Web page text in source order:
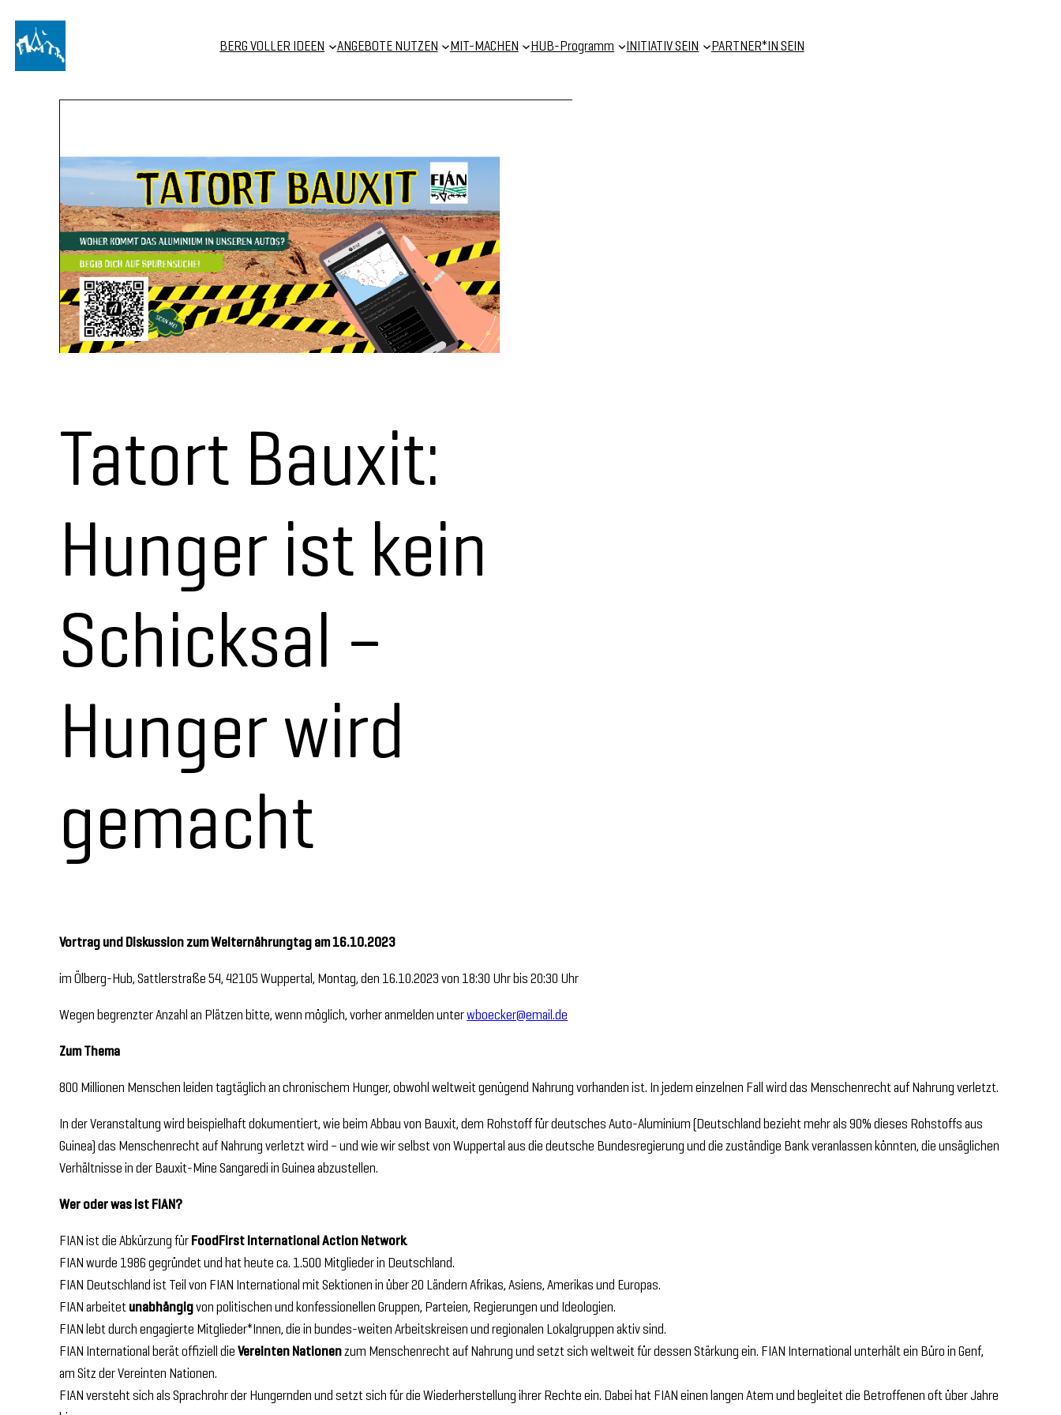
Zum
Inhalt
springen
BERG VOLLER IDEEN ANGEBOTE NUTZEN MIT-MACHEN HUB-Programm INITIATIV SEIN PARTNER*IN SEIN
Tatort Bauxit:
Hunger ist kein
Schicksal –
Hunger wird
gemacht
Vortrag und Diskussion zum Welternährungtag am 16.10.2023
im Ölberg-Hub, Sattlerstraße 54, 42105 Wuppertal, Montag, den 16.10.2023 von 18:30 Uhr bis 20:30 Uhr
Wegen begrenzter Anzahl an Plätzen bitte, wenn möglich, vorher anmelden unterwboecker@email.de
Zum Thema
800 Millionen Menschen leiden tagtäglich an chronischem Hunger, obwohl weltweit genügend Nahrung vorhanden ist. In jedem einzelnen Fall wird das Menschenrecht auf Nahrung verletzt.
In der Veranstaltung wird beispielhaft dokumentiert, wie beim Abbau von Bauxit, dem Rohstoff für deutsches Auto-Aluminium (Deutschland bezieht mehr als 90% dieses Rohstoffs aus
Guinea) das Menschenrecht auf Nahrung verletzt wird – und wie wir selbst von Wuppertal aus die deutsche Bundesregierung und die zuständige Bank veranlassen könnten, die unsäglichen
Verhältnisse in der Bauxit-Mine Sangaredi in Guinea abzustellen.
Wer oder was ist FIAN?
FIAN ist die Abkürzung fürFoodFirst International Action Network.
FIAN wurde 1986 gegründet und hat heute ca. 1.500 Mitglieder in Deutschland.
FIAN Deutschland ist Teil von FIAN International mit Sektionen in über 20 Ländern Afrikas, Asiens, Amerikas und Europas.
FIAN arbeitet unabhängigvon politischen und konfessionellen Gruppen, Parteien, Regierungen und Ideologien.
FIAN lebt durch engagierte Mitglieder*Innen, die in bundes-weiten Arbeitskreisen und regionalen Lokalgruppen aktiv sind.
FIAN International berät offiziell dieVereinten Nationenzum Menschenrecht auf Nahrung und setzt sich weltweit für dessen Stärkung ein. FIAN International unterhält ein Büro in Genf,
am Sitz der Vereinten Nationen.
FIAN versteht sich als Sprachrohr der Hungernden und setzt sich für die Wiederherstellung ihrer Rechte ein. Dabei hat FIAN einen langen Atem und begleitet die Betroffenen oft über Jahre